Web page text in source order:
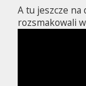
t
A tu jeszcze na
rozsmakowali